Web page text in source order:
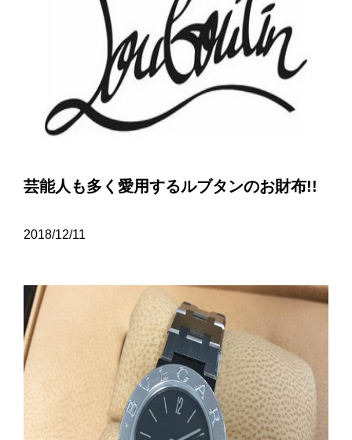
芸能人も多く愛用するルブタンのお財布!!
2018/12/11